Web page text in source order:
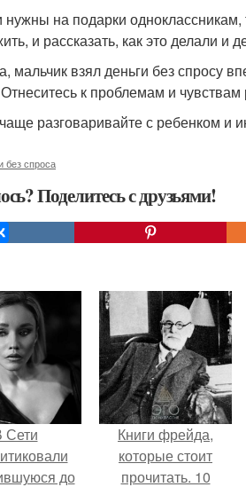
нужны на подарки
и рассказать, как это делали и
мальчик взял деньги без спросу
к проблемам и
разговаривайте с ребенком и
без спроса
Поделитесь с друзьями!
Сети
до
Книги фрейда,
которые стоит
прочитать. 10